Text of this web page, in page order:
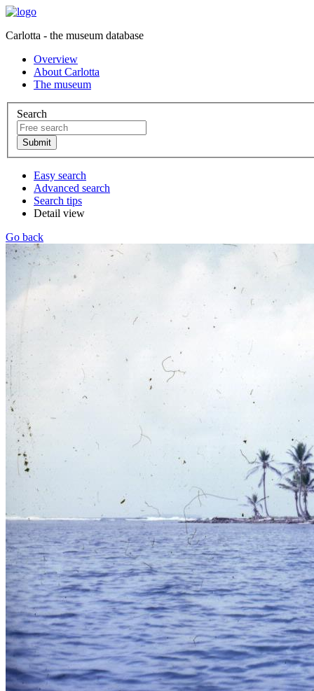
Carlotta - the museum database
Overview
About Carlotta
The museum
Search
Easy search
Advanced search
Search tips
Detail view
Go back